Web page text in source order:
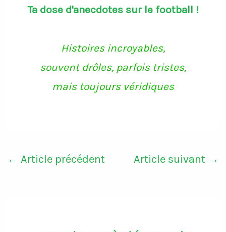
e
t
t
m
T
Ta dose d'anecdotes sur le football !
Histoires incroyables,
souvent drôles, parfois tristes,
mais toujours véridiques
← Article précédent Article suivant →